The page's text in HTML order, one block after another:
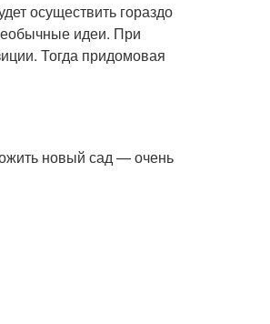
осуществить гораздо
идеи. При
Тогда придомовая
новый сад — очень